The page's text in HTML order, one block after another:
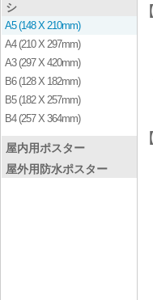
シ
A5 (148 X 210mm)
A4 (210 X 297mm)
A3 (297 X 420mm)
B6 (128 X 182mm)
B5 (182 X 257mm)
B4 (257 X 364mm)
屋内用ポスター
屋外用防水ポスター